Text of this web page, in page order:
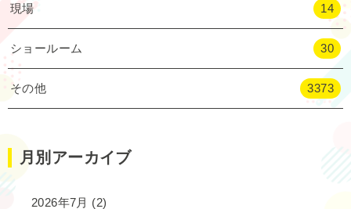
現場 14
ショールーム 30
その他 3373
月別アーカイブ
2026年7月 (2)